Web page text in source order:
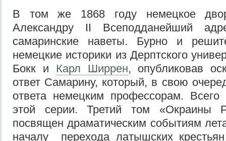
В том же 1868 году немецкое
Александру II Всеподданейший
самаринские наветы. Бурно и
немецкие историки из Дерптского
Бокк и Карл Ширрен, опубликовав
ответ Самарину, который, в свою
ответа немецким профессорам.
этой серии. Третий том «Окраины
посвящен драматическим событиям
началу перехода латышских